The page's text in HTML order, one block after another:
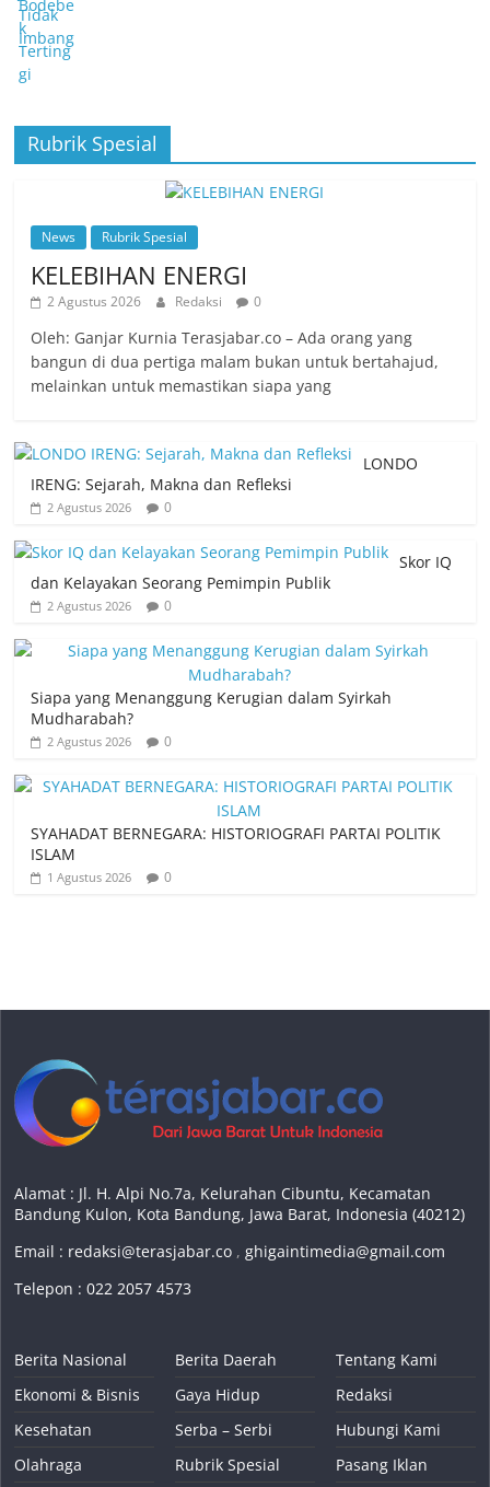
Rubrik Spesial
News Rubrik Spesial
KELEBIHAN ENERGI
2 Agustus 2026 Redaksi 0
Oleh: Ganjar Kurnia Terasjabar.co – Ada orang yang
bangun di dua pertiga malam bukan untuk bertahajud,
melainkan untuk memastikan siapa yang
LONDO
IRENG: Sejarah, Makna dan Refleksi
2 Agustus 2026 0
Skor IQ
dan Kelayakan Seorang Pemimpin Publik
2 Agustus 2026 0
Siapa yang Menanggung Kerugian dalam Syirkah
Mudharabah?
2 Agustus 2026 0
SYAHADAT BERNEGARA: HISTORIOGRAFI PARTAI POLITIK
ISLAM
1 Agustus 2026 0
Alamat : Jl. H. Alpi No.7a, Kelurahan Cibuntu, Kecamatan
Bandung Kulon, Kota Bandung, Jawa Barat, Indonesia (40212)
Email : redaksi@terasjabar.co ,ghigaintimedia@gmail.com
Telepon : 022 2057 4573
Berita Nasional
Ekonomi & Bisnis
Kesehatan
Olahraga
Berita Daerah
Gaya Hidup
Serba – Serbi
Rubrik Spesial
Tentang Kami
Redaksi
Hubungi Kami
Pasang Iklan